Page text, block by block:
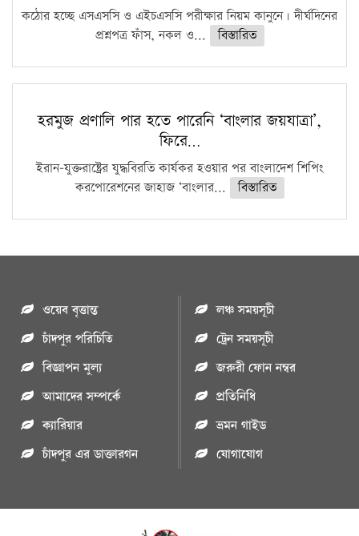
কঠোর হচ্ছে এসএসসি ও এইচএসসি পরীক্ষার নিয়ম কানুনে। দীর্ঘদিনের
প্রশ্নপত্র ফাঁস, নকল ও...
বিস্তারিত
হরমুজ প্রণালি পার হতে পারেনি ‘বাংলার জয়যাত্রা’,
ফিরে…
ইরান-যুক্তরাষ্ট্রের যুদ্ধবিরতি কার্যকর হওয়ার পর বাংলাদেশ শিপিং
করপোরেশনের জাহাজ ‘বাংলার...
বিস্তারিত
ওয়েব বৃত্তান্ত
চাঁদপুর পরিচিতি
বিজ্ঞাপন মুল্য
আমাদের সম্পর্কে
ক্যারিয়ার
চাঁদপুর এর ডাক্তারগন
লঞ্চ সময়সূচী
ট্রেন সময়সূচী
জরুরী ফোন নম্বর
প্রতিনিধি
ভ্রমন গাইড
যোগাযোগ